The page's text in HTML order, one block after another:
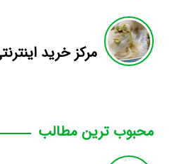
مرکز خرید
محبوب ترین مطالب